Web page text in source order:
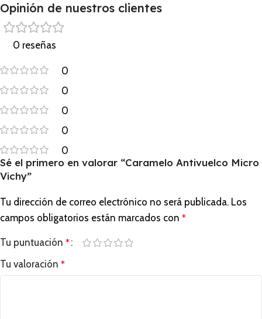
Opinión de nuestros clientes
0 reseñas
0
0
0
0
0
Sé el primero en valorar “Caramelo Antivuelco Micro
Vichy”
Tu dirección de correo electrónico no será publicada. Los
campos obligatorios están marcados con *
Tu puntuación *
Tu valoración *